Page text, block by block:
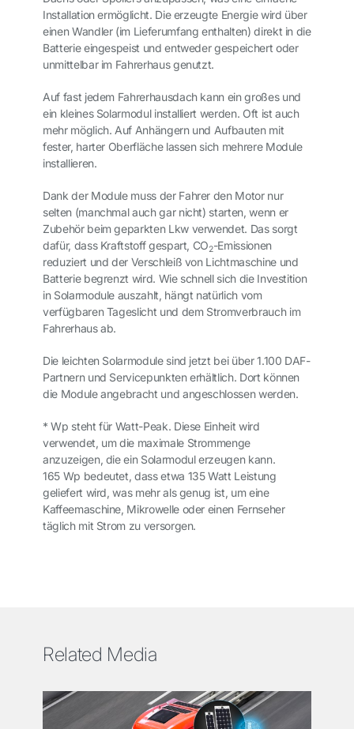
Installation ermöglicht. Die erzeugte Energie wird über
einen Wandler (im Lieferumfang enthalten) direkt in die
Batterie eingespeist und entweder gespeichert oder
unmittelbar im Fahrerhaus genutzt.
Auf fast jedem Fahrerhausdach kann ein großes und
ein kleines Solarmodul installiert werden. Oft ist auch
mehr möglich. Auf Anhängern und Aufbauten mit
fester, harter Oberfläche lassen sich mehrere Module
installieren.
Dank der Module muss der Fahrer den Motor nur
selten (manchmal auch gar nicht) starten, wenn er
Zubehör beim geparkten Lkw verwendet. Das sorgt
dafür, dass Kraftstoff gespart, CO2-Emissionen
reduziert und der Verschleiß von Lichtmaschine und
Batterie begrenzt wird. Wie schnell sich die Investition
in Solarmodule auszahlt, hängt natürlich vom
verfügbaren Tageslicht und dem Stromverbrauch im
Fahrerhaus ab.
Die leichten Solarmodule sind jetzt bei über 1.100 DAF-
Partnern und Servicepunkten erhältlich. Dort können
die Module angebracht und angeschlossen werden.
* Wp steht für Watt-Peak. Diese Einheit wird
verwendet, um die maximale Strommenge
anzuzeigen, die ein Solarmodul erzeugen kann.
165 Wp bedeutet, dass etwa 135 Watt Leistung
geliefert wird, was mehr als genug ist, um eine
Kaffeemaschine, Mikrowelle oder einen Fernseher
täglich mit Strom zu versorgen.
Related Media